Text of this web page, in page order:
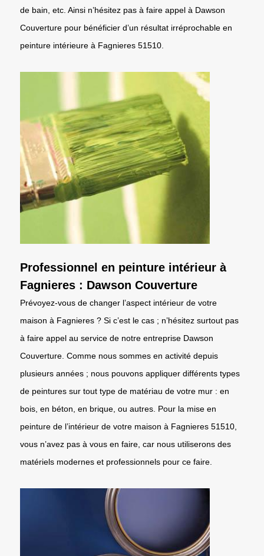
de bain, etc. Ainsi n’hésitez pas à faire appel à Dawson
Couverture pour bénéficier d’un résultat irréprochable en
peinture intérieure à Fagnieres 51510.
Professionnel en peinture intérieur à
Fagnieres : Dawson Couverture
Prévoyez-vous de changer l’aspect intérieur de votre
maison à Fagnieres ? Si c’est le cas ; n’hésitez surtout pas
à faire appel au service de notre entreprise Dawson
Couverture. Comme nous sommes en activité depuis
plusieurs années ; nous pouvons appliquer différents types
de peintures sur tout type de matériau de votre mur : en
bois, en béton, en brique, ou autres. Pour la mise en
peinture de l’intérieur de votre maison à Fagnieres 51510,
vous n’avez pas à vous en faire, car nous utiliserons des
matériels modernes et professionnels pour ce faire.